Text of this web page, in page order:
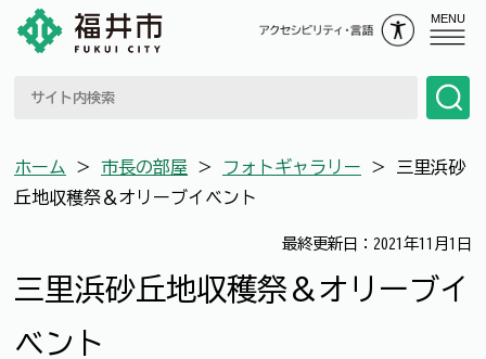
MENU
ホーム ＞ 市長の部屋 ＞ フォトギャラリー ＞
三里浜砂
丘地収穫祭＆オリーブイベント
最終更新日：2021年11月1日
三里浜砂丘地収穫祭＆オリーブイ
ベント